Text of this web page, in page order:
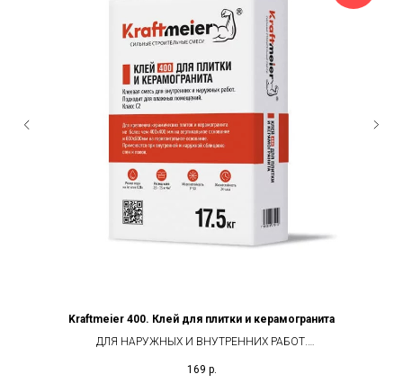
Kraftmeier 400. Клей для плитки и керамогранита
ДЛЯ НАРУЖНЫХ И ВНУТРЕННИХ РАБОТ.
169 р.